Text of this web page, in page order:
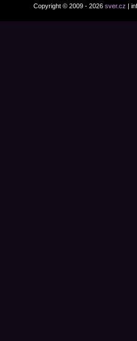
Copyright © 2009 - 2026 sver.cz |